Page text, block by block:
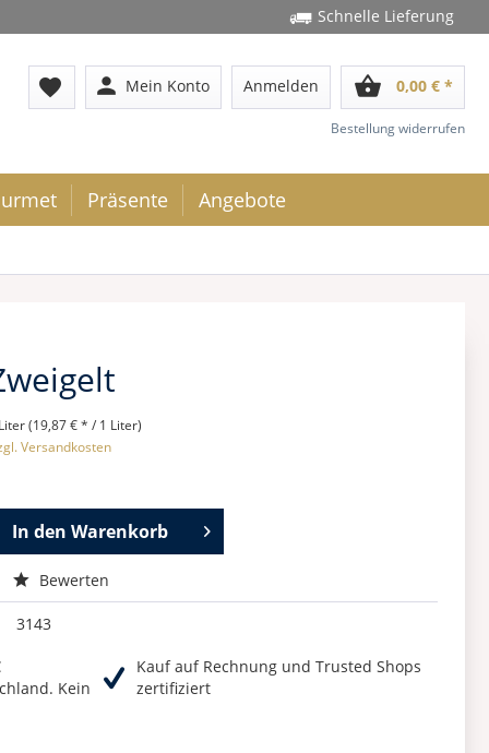
Schnelle Lieferung
favorite person Mein Konto Anmelden shopping_basket 0,00 € *
Bestellung widerrufen
Präsente Angebote
(19,87 € * / 1 Liter)
Versandkosten
In den Warenkorb
Bewerten
3143
Kein
Kauf auf Rechnung und Trusted Shops
zertifiziert